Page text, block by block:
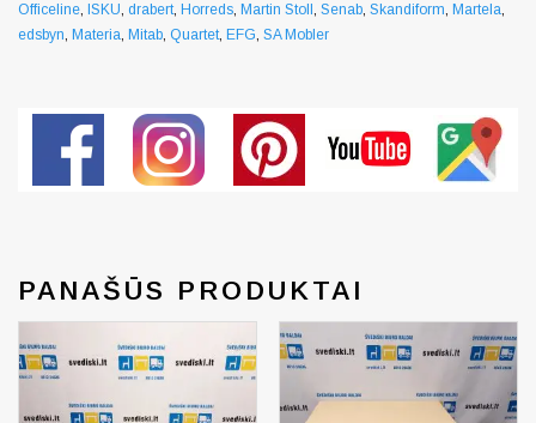
Officeline, ISKU, drabert, Horreds, Martin Stoll , Senab, Skandiform, Martela,
edsbyn, Materia, Mitab, Quartet, EFG, SA Mobler
PANAŠŪS PRODUKTAI